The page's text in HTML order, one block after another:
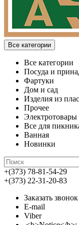
Все категории
Все категории
Посуда и
Фартуки
Дом и сад
Изделия из
Прочее
Электротовары
Все для
Ванная
Новинки
+(373) 78-81-54-29
+(373) 22-31-20-83
Заказать звонок
E-mail
Viber